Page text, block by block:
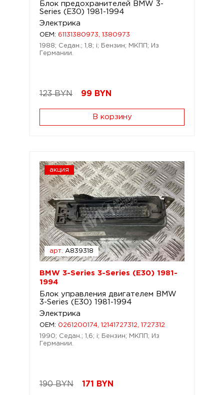
Блок предохранителей BMW 3-
Series (E30) 1981-1994
Электрика
OEM: 61131380973, 1380973
1988; Седан.; 1,8; i; Бензин; МКПП; Из
Германии.
123 BYN 99 BYN
В корзину
акция
арт. A839318
BMW 3-Series 3-Series (E30) 1981-
1994
Блок управления двигателем BMW
3-Series (E30) 1981-1994
Электрика
OEM: 0261200174, 12141727312, 1727312
1990; Седан.; 1,6; i; Бензин; МКПП; Из
Германии.
190 BYN 171 BYN